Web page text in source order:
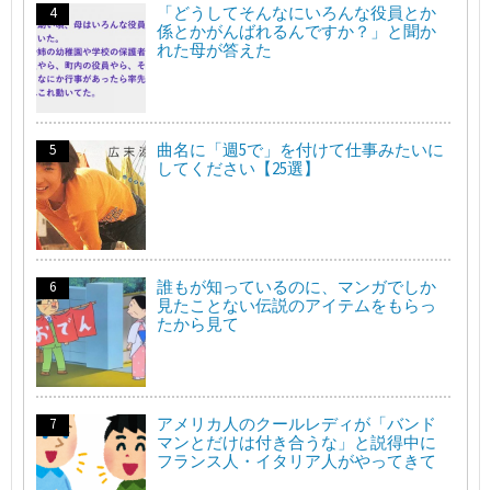
「どうしてそんなにいろんな役員とか
係とかがんばれるんですか？」と聞か
れた母が答えた
曲名に「週5で」を付けて仕事みたいに
してください【25選】
誰もが知っているのに、マンガでしか
見たことない伝説のアイテムをもらっ
たから見て
アメリカ人のクールレディが「バンド
マンとだけは付き合うな」と説得中に
フランス人・イタリア人がやってきて